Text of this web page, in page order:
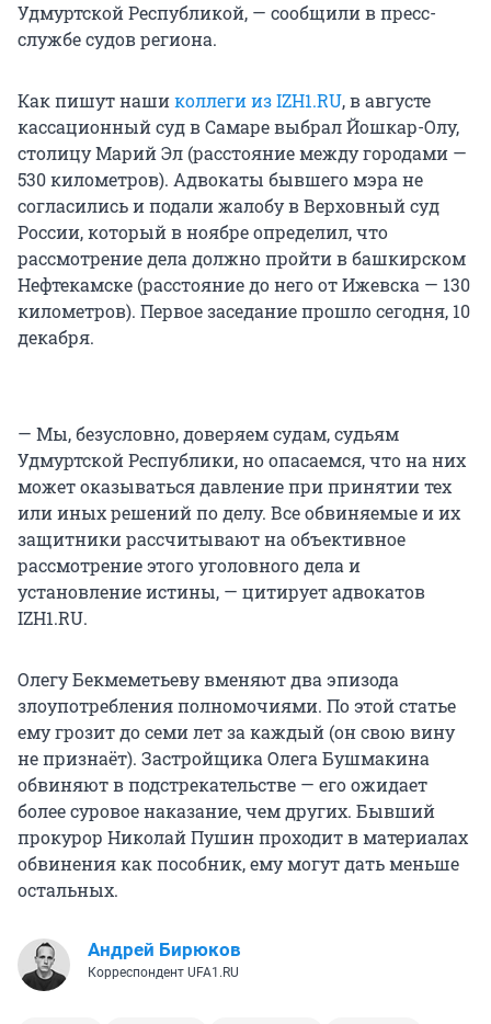
Удмуртской Республикой, — сообщили в пресс-
службе судов региона.
Как пишут нашиколлеги из IZH1.RU, в августе
кассационный суд в Самаре выбрал Йошкар-Олу,
столицу Марий Эл (расстояние между городами —
530 километров). Адвокаты бывшего мэра не
согласились и подали жалобу в Верховный суд
России, который в ноябре определил, что
рассмотрение дела должно пройти в башкирском
Нефтекамске (расстояние до него от Ижевска — 130
километров). Первое заседание прошло сегодня, 10
декабря.
— Мы, безусловно, доверяем судам, судьям
Удмуртской Республики, но опасаемся, что на них
может оказываться давление при принятии тех
или иных решений по делу. Все обвиняемые и их
защитники рассчитывают на объективное
рассмотрение этого уголовного дела и
установление истины, — цитирует адвокатов
IZH1.RU.
Олегу Бекмеметьеву вменяют два эпизода
злоупотребления полномочиями. По этой статье
ему грозит до семи лет за каждый (он свою вину
не признаёт). Застройщика Олега Бушмакина
обвиняют в подстрекательстве — его ожидает
более суровое наказание, чем других. Бывший
прокурор Николай Пушин проходит в материалах
обвинения как пособник, ему могут дать меньше
остальных.
Андрей Бирюков
Корреспондент UFA1.RU